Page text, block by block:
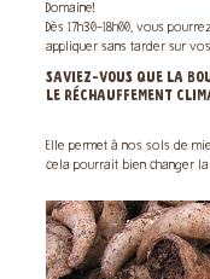
Domaine!
Dès 17h30-18h00, vous
appliquer sans tarder sur
SAVIEZ-VOUS QUE LA
LE RÉCHAUFFEMENT
Elle permet à nos sols de
cela pourrait bien changer